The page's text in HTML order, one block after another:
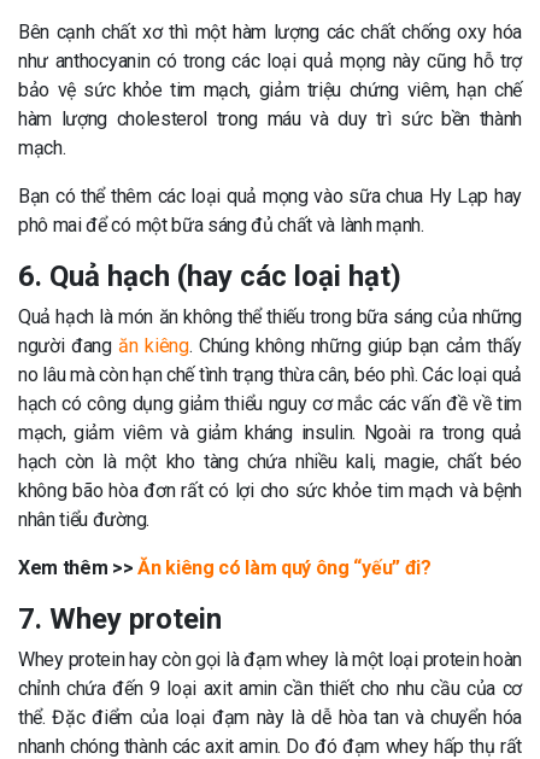
Bên cạnh chất xơ thì một hàm lượng các chất chống oxy hóa
như anthocyanin có trong các loại quả mọng này cũng hỗ trợ
bảo vệ sức khỏe tim mạch, giảm triệu chứng viêm, hạn chế
hàm lượng cholesterol trong máu và duy trì sức bền thành
mạch.
Bạn có thể thêm các loại quả mọng vào sữa chua Hy Lạp hay
phô mai để có một bữa sáng đủ chất và lành mạnh.
6. Quả hạch (hay các loại hạt)
Quả hạch là món ăn không thể thiếu trong bữa sáng của những
người đangăn kiêng. Chúng không những giúp bạn cảm thấy
no lâu mà còn hạn chế tình trạng thừa cân, béo phì. Các loại quả
hạch có công dụng giảm thiểu nguy cơ mắc các vấn đề về tim
mạch, giảm viêm và giảm kháng insulin. Ngoài ra trong quả
hạch còn là một kho tàng chứa nhiều kali, magie, chất béo
không bão hòa đơn rất có lợi cho sức khỏe tim mạch và bệnh
nhân tiểu đường.
Xem thêm >>Ăn kiêng có làm quý ông “yếu” đi?
7. Whey protein
Whey protein hay còn gọi là đạm whey là một loại protein hoàn
chỉnh chứa đến 9 loại axit amin cần thiết cho nhu cầu của cơ
thể. Đặc điểm của loại đạm này là dễ hòa tan và chuyển hóa
nhanh chóng thành các axit amin. Do đó đạm whey hấp thụ rất